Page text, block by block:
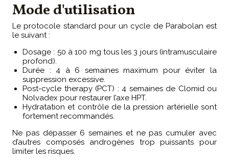
Mode d'utilisation
Le protocole standard pour un cycle de Parabolan est
le suivant :
Dosage : 50 à 100 mg tous les 3 jours (intramusculaire
profond).
Durée : 4 à 6 semaines maximum pour éviter la
suppression excessive.
Post-cycle therapy (PCT) : 4 semaines de Clomid ou
Nolvadex pour restaurer l’axe HPT.
Hydratation et contrôle de la pression artérielle sont
fortement recommandés.
Ne pas dépasser 6 semaines et ne pas cumuler avec
d’autres composés androgènes trop puissants pour
limiter les risques.